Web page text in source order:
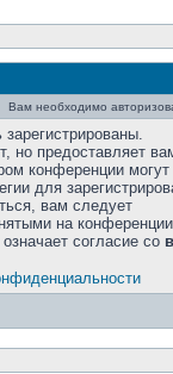
Вам необходимо
но предоставляет
конференции
для
вам следует
на
согласие со